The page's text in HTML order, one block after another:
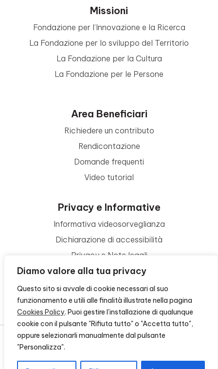
Diamo valore alla tua privacy
Questo sito si avvale di cookie necessari al suo
funzionamento e utili alle finalità illustrate nella pagina
Cookies Policy. Puoi gestire l'installazione di qualunque
cookie con il pulsante "Rifiuta tutto" o "Accetta tutto",
oppure selezionarli manualmente dal pulsante
"Personalizza".
Missioni
Fondazione per l’Innovazione e la Ricerca
La Fondazione per lo sviluppo del Territorio
La Fondazione per la Cultura
La Fondazione per le Persone
Area Beneficiari
Richiedere un contributo
Rendicontazione
Domande frequenti
Video tutorial
Privacy e Informative
Informativa videosorveglianza
Dichiarazione di accessibilità
Privacy e Note legali
Termini di utilizzo
Cookie policy
Contattaci
CREDITS